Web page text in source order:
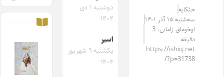
حئکایه
سه‌شنبه ۱۵ آذر ۱۴۰۱
اوخوماق زامانی: 3
دقیقه
https://ishiq.net
/?p=31738
دوشنبه ۱ دی
۱۴۰۴
اسیر
یکشنبه ۹ شهریور
۱۴۰۴